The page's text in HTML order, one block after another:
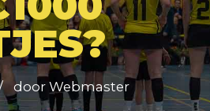
door Webmaster